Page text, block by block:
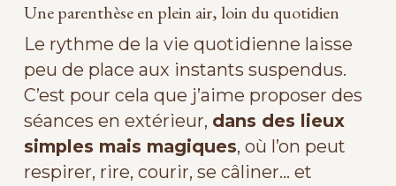
Une parenthèse en plein air, loin du quotidien
Le rythme de la vie quotidienne laisse
peu de place aux instants suspendus.
C’est pour cela que j’aime proposer des
séances en extérieur, dans des lieux
simples mais magiques, où l’on peut
respirer, rire, courir, se câliner… et